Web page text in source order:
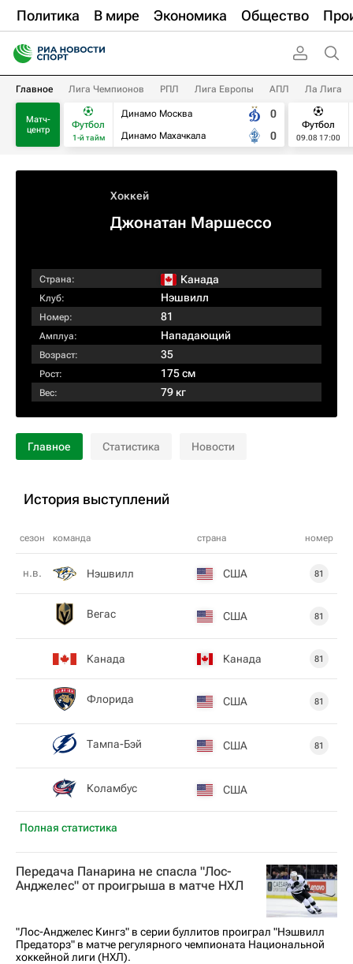
Политика В мире Экономика Общество
Главное Лига Чемпионов РПЛ Лига Европы АПЛ Ла Лига
Матч-
центр
Футбол
1-й тайм
Динамо Москва
Динамо Махачкала
0
0
Футбол
09.08 17:00
Хоккей
Джонатан Маршессо
Страна: Канада
Клуб: Нэшвилл
Номер: 81
Амплуа: Нападающий
Возраст: 35
Рост: 175 см
Вес: 79 кг
Главное Статистика Новости
История выступлений
сезон команда страна номер
Полная статистика
н.в. Нэшвилл США 81
Вегас США 81
Канада Канада 81
Флорида США 81
Тампа-Бэй США 81
Коламбус США
Передача Панарина не спасла "Лос-
Анджелес" от проигрыша в матче НХЛ
"Лос-Анджелес Кингз" в серии буллитов проиграл "Нэшвилл
Предаторз" в матче регулярного чемпионата Национальной
хоккейной лиги (НХЛ).